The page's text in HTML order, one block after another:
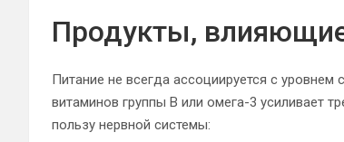
Продукты, влияющие
Питание не всегда ассоциируется с
витаминов группы B или омега-3 усиливает
пользу нервной системы: